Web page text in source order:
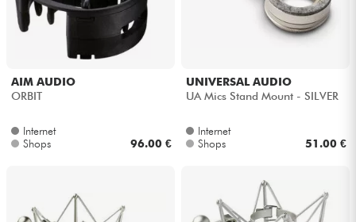
AIM AUDIO
ORBIT
Internet
Shops
96.00 €
UNIVERSAL AUDIO
UA Mics Stand Mount - SILVER
Internet
Shops
51.00 €